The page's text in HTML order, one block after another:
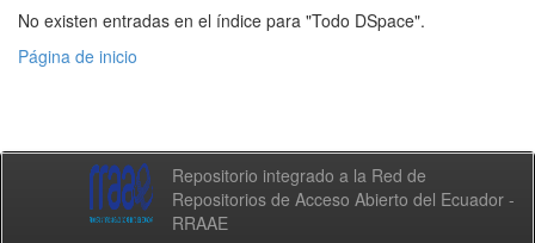
No existen entradas en el índice para "Todo DSpace".
Página de inicio
Repositorio integrado a la Red de
Repositorios de Acceso Abierto del Ecuador -
RRAAE